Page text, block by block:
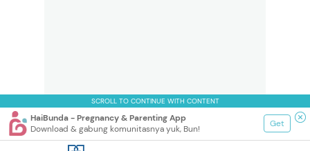
SCROLL TO CONTINUE WITH CONTENT
HaiBunda - Pregnancy & Parenting App
Download & gabung komunitasnya yuk, Bun!
Get